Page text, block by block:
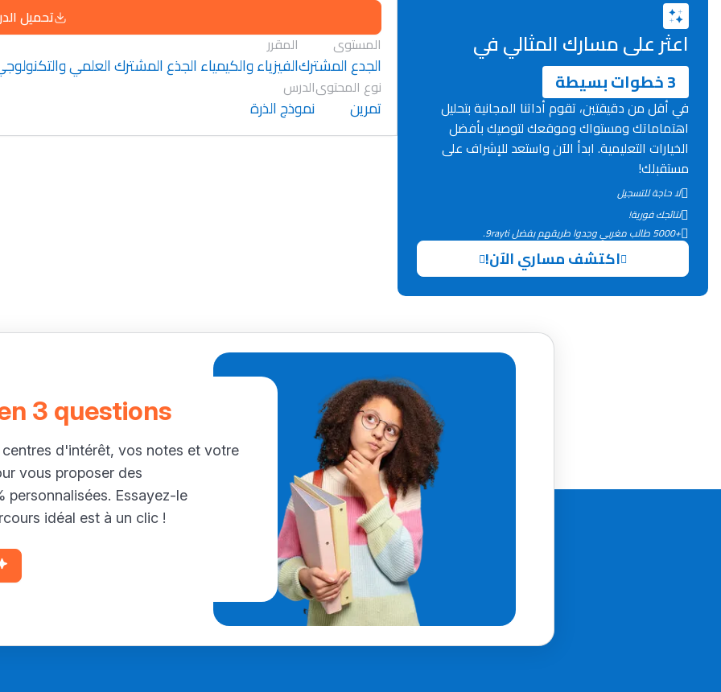
تحميل
المستوى
الجدع المشترك
المقرر
الفيزياء والكيمياء الجذع المشترك العلمي
نوع المحتوى
تمرين
الدرس
نموذج الذرة
اعثر على مسارك المثالي في
3 خطوات بسيطة
في أقل من دقيقتين، تقوم أداتنا المجانية بتحليل
اهتماماتك ومستواك وموقعك لتوصيك بأفضل
الخيارات التعليمية. ابدأ الآن واستعد للإشراف على
مستقبلك!
لا حاجة للتسجيل
نتائجك فورية!
+5000 طالب مغربي وجدوا طريقهم بفضل 9rayti.
اكتشف مساري الآن!
3 questions
d'intérêt, vos notes et votre
vous proposer des
personnalisées. Essayez-le
idéal est à un clic !